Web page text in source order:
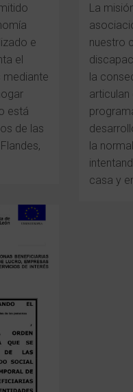
e
el
mediante
está
de las
La
nuestro
la
la
casa y